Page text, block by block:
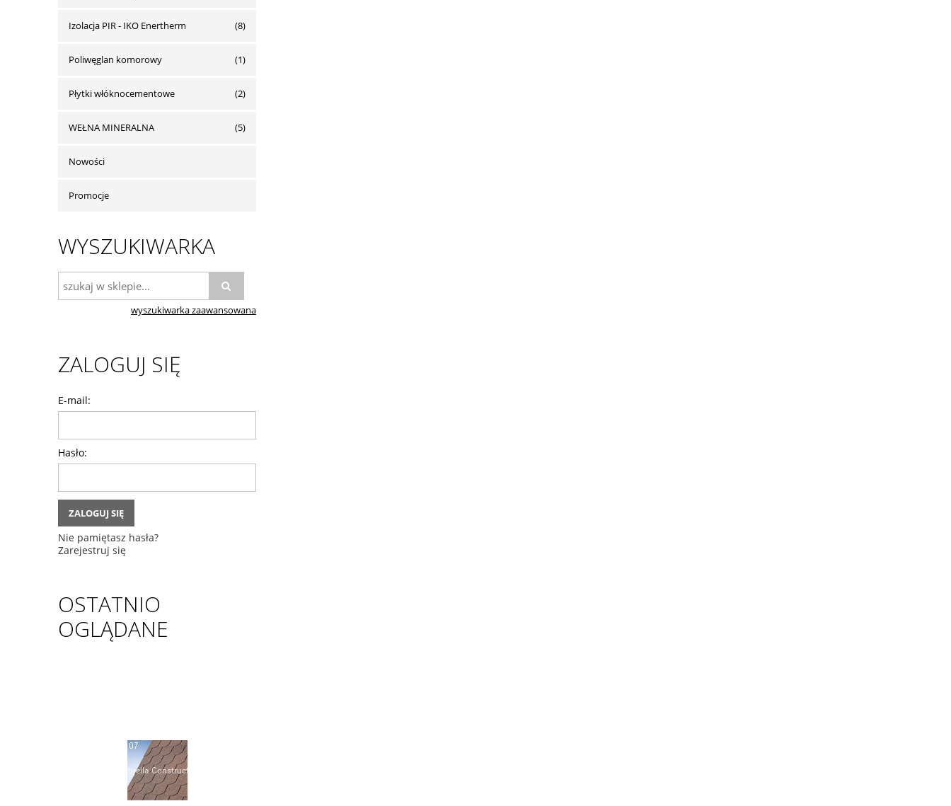
Izolacja PIR - IKO Enertherm (8)
Poliwęglan komorowy (1)
Płytki włóknocementowe (2)
WEŁNA MINERALNA (5)
Nowości
Promocje
WYSZUKIWARKA
wyszukiwarka zaawansowana
ZALOGUJ SIĘ
E-mail:
Hasło:
ZALOGUJ SIĘ
Nie pamiętasz hasła?
Zarejestruj się
OSTATNIO
OGLĄDANE